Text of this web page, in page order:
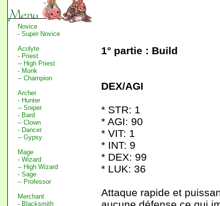
Novice
- Super Novice
Acolyte
- Priest
-- High Priest
- Monk
-- Champion
Archer
- Hunter
-- Sniper
- Bard
-- Clown
- Dancer
-- Gypsy
Mage
- Wizard
-- High Wizard
- Sage
-- Professor
Merchant
- Blacksmith
1° partie : Build
DEX/AGI
* STR: 1
* AGI: 90
* VIT: 1
* INT: 9
* DEX: 99
* LUK: 36
Attaque rapide et